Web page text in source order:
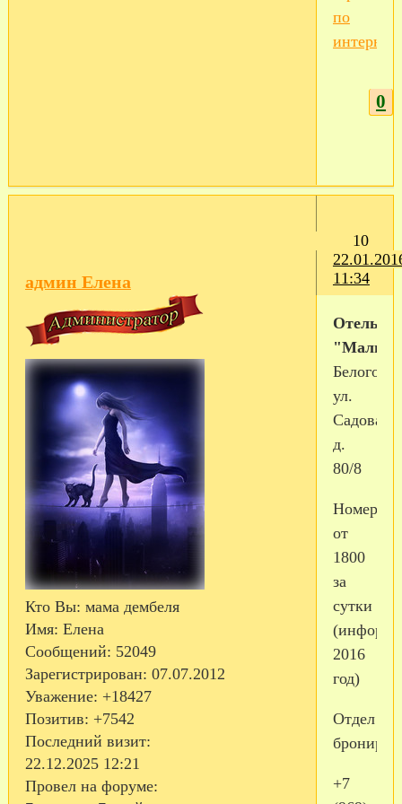
по
0
10
11:34
админ Елена
Кто Вы: мама дембеля
Имя: Елена
Сообщений: 52049
Зарегистрирован: 07.07.2012
Уважение: +18427
Позитив: +7542
Последний визит:
22.12.2025 12:21
Провел на форуме:
Отель
ул.
Садовая,
д.
80/8
Номера
от
1800
за
сутки
2016
год)
Отдел
+7